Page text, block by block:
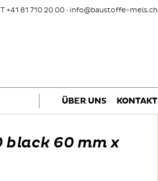
+41 81 710 20 00 · info@baustoffe-mels.ch
ÜBER UNS KONTAKT
black 60 mm x